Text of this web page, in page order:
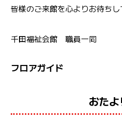
皆様のご来館を心よりお待ちし
千田福祉会館 職員一同
フロアガイド
おたよ